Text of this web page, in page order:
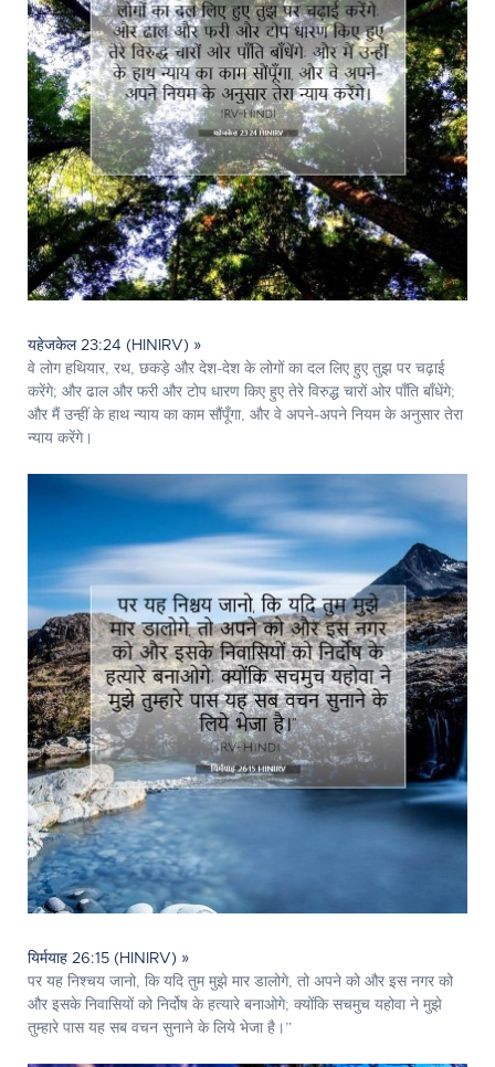
यहेजकेल 23:24 (HINIRV) »
वे लोग हथियार, रथ, छकड़े और देश-देश के लोगों का दल लिए हुए तुझ पर चढ़ाई
करेंगे; और ढाल और फरी और टोप धारण किए हुए तेरे विरुद्ध चारों ओर पाँति बाँधेंगे;
और मैं उन्हीं के हाथ न्याय का काम सौंपूँगा, और वे अपने-अपने नियम के अनुसार तेरा
न्याय करेंगे।
यिर्मयाह 26:15 (HINIRV) »
पर यह निश्चय जानो, कि यदि तुम मुझे मार डालोगे, तो अपने को और इस नगर को
और इसके निवासियों को निर्दोष के हत्यारे बनाओगे; क्योंकि सचमुच यहोवा ने मुझे
तुम्हारे पास यह सब वचन सुनाने के लिये भेजा है।”